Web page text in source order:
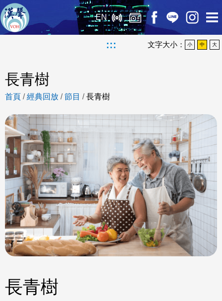
EN
::: 文字大小： 小 中 大
長青樹
首頁 /經典回放 /節目 /長青樹
長青樹